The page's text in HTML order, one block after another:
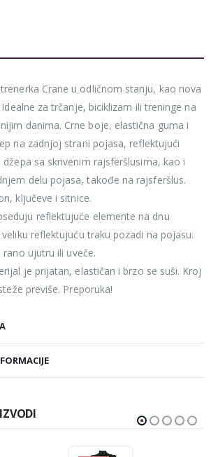
Crane u odličnom stanju, kao nova
za trčanje, biciklizam ili treninge na
danima. Crne boje, elastična guma i
na zadnjoj strani pojasa, reflektujući
sa skrivenim rajsferšlusima, kao i
delu pojasa, takođe na rajsferšlus.
ključeve i sitnice.
reflektujuće elemente na dnu
reflektujuću traku pozadi na pojasu.
ujutru ili uveče.
je prijatan, elastičan i brzo se suši. Kroj
previše. Preporuka!